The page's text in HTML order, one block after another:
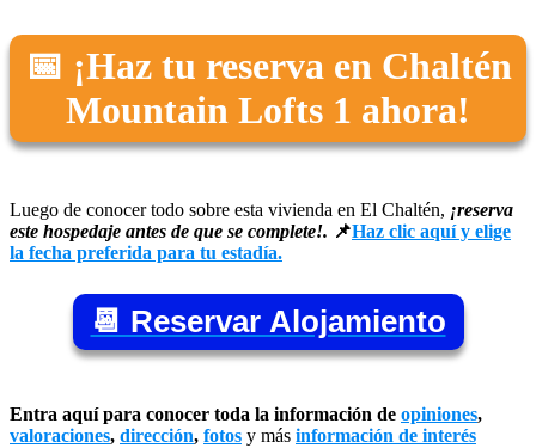
📅 ¡Haz tu reserva en Chaltén
Mountain Lofts 1 ahora!
Luego de conocer todo sobre esta vivienda en El Chaltén, ¡reserva
este hospedaje antes de que se complete!. 📌Haz clic aquí y elige
la fecha preferida para tu estadía.
📆 Reservar Alojamiento
Entra aquí para conocer toda la información de opiniones,
valoraciones, dirección, fotos y más información de interés